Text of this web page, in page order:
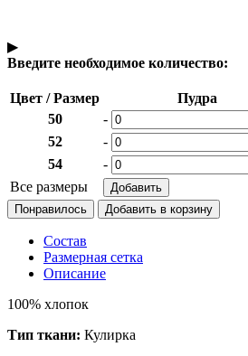
▶
Введите необходимое количество:
Цвет / Размер
Пудра
50
-
52
-
54
-
Все размеры
Понравилось
Состав
Размерная сетка
Описание
100% хлопок
Тип ткани: Кулирка